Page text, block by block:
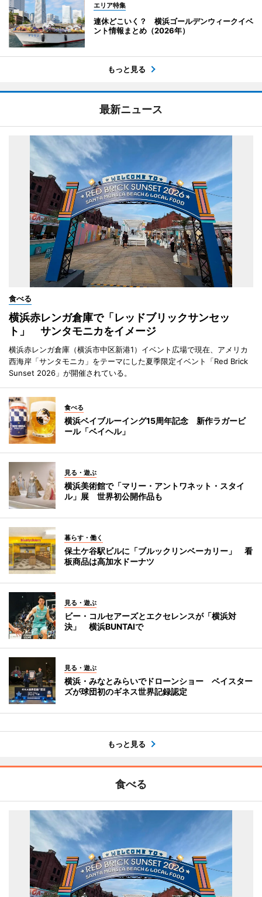
エリア特集
連休どこいく？ 横浜ゴールデンウィークイベ
ント情報まとめ（2026年）
もっと見る
最新ニュース
食べる
横浜赤レンガ倉庫で「レッドブリックサンセッ
ト」 サンタモニカをイメージ
横浜赤レンガ倉庫（横浜市中区新港1）イベント広場で現在、アメリカ
西海岸「サンタモニカ」をテーマにした夏季限定イベント「Red Brick
Sunset 2026」が開催されている。
食べる
横浜ベイブルーイング15周年記念 新作ラガービ
ール「ベイヘル」
見る・遊ぶ
横浜美術館で「マリー・アントワネット・スタイ
ル」展 世界初公開作品も
暮らす・働く
保土ケ谷駅ビルに「ブルックリンベーカリー」 看
板商品は高加水ドーナツ
見る・遊ぶ
ビー・コルセアーズとエクセレンスが「横浜対
決」 横浜BUNTAIで
見る・遊ぶ
横浜・みなとみらいでドローンショー ベイスター
ズが球団初のギネス世界記録認定
もっと見る
食べる